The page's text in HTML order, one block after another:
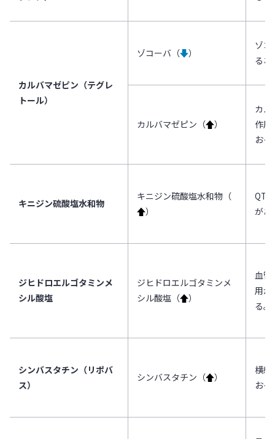
カルバマゼピン（テグレ
トール）
ゾコーバ（↓）
ゾコ
るお
カルバマゼピン（↑）
カル
作用
お
キニジン硫酸塩水和物
キニジン硫酸塩水和物（
↑）
QT
があ
ジヒドロエルゴタミンメ
シル酸塩
ジヒドロエルゴタミンメ
シル酸塩（↑）
血管
用が
る。
シンバスタチン（リポバ
ス）
シンバスタチン（↑）
横紋
お